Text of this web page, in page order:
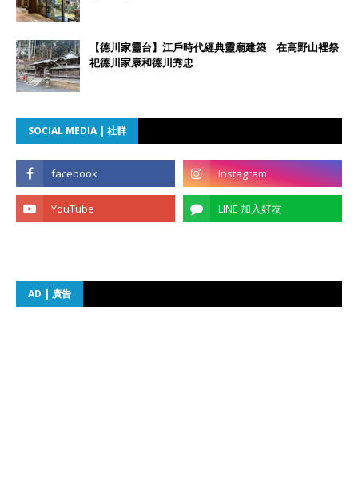
【德川家靈台】江戶時代經典靈廟建築 在高野山裡祭
祀德川家康和德川秀忠
SOCIAL MEDIA | 社群
AD | 廣告